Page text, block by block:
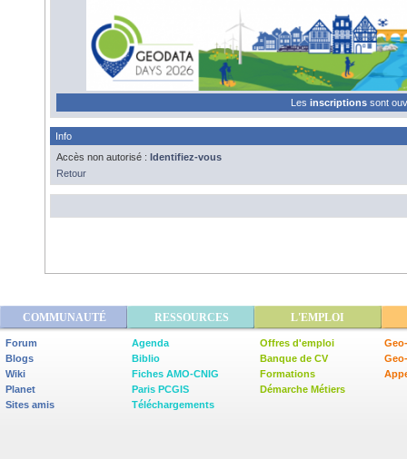
Les inscriptions sont
Info
Accès non autorisé : Identifiez-vous
Retour
COMMUNAUTÉ RESSOURCES L'EMPLOI
Forum
Blogs
Wiki
Planet
Sites amis
Agenda
Biblio
Fiches AMO-CNIG
Paris PCGIS
Téléchargements
Offres d'emploi
Banque de CV
Formations
Démarche Métiers